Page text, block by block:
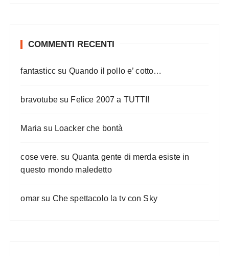
COMMENTI RECENTI
fantasticc su Quando il pollo e’ cotto…
bravotubesu Felice 2007 a TUTTI!
Maria su Loacker che bontà
cose vere. su Quanta gente di merda esiste in
questo mondo maledetto
omar su Che spettacolo la tv con Sky